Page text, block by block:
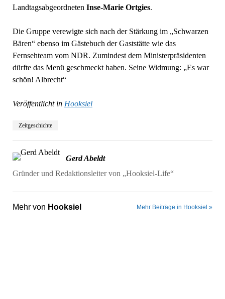
Landtagsabgeordneten Inse-Marie Ortgies.
Die Gruppe verewigte sich nach der Stärkung im „Schwarzen
Bären“ ebenso im Gästebuch der Gaststätte wie das
Fernsehteam vom NDR. Zumindest dem Ministerpräsidenten
dürfte das Menü geschmeckt haben. Seine Widmung: „Es war
schön! Albrecht“
Veröffentlicht in Hooksiel
Zeitgeschichte
Gerd Abeldt
Gründer und Redaktionsleiter von „Hooksiel-Life“
Mehr von Hooksiel Mehr Beiträge in Hooksiel »